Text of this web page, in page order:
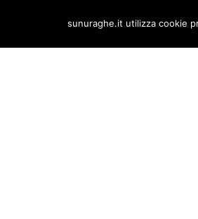
content
sunuraghe.it utilizza cookie